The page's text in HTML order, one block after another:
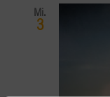
Mi.
3